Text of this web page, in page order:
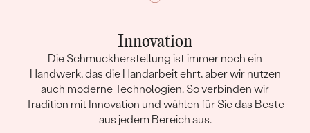
Innovation
Die Schmuckherstellung ist immer noch ein
Handwerk, das die Handarbeit ehrt, aber wir nutzen
auch moderne Technologien. So verbinden wir
Tradition mit Innovation und wählen für Sie das Beste
aus jedem Bereich aus.